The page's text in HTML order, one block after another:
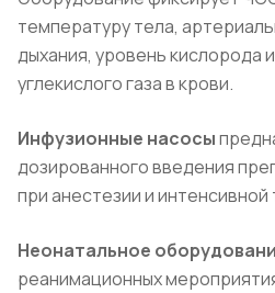
температуру тела,
дыхания, уровень кислорода
углекислого газа в крови.
Инфузионные насосы
дозированного введения
при анестезии и интенсивной
Неонатальное
реанимационных